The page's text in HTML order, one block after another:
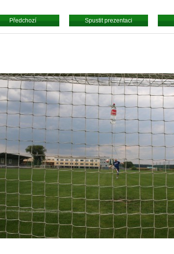
Předchozí Spustit prezentaci